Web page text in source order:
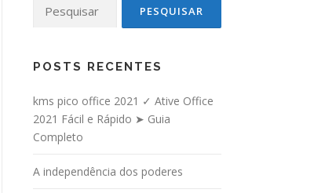
POSTS RECENTES
kms pico office 2021 ✓ Ative Office
2021 Fácil e Rápido ➤ Guia
Completo
A independência dos poderes